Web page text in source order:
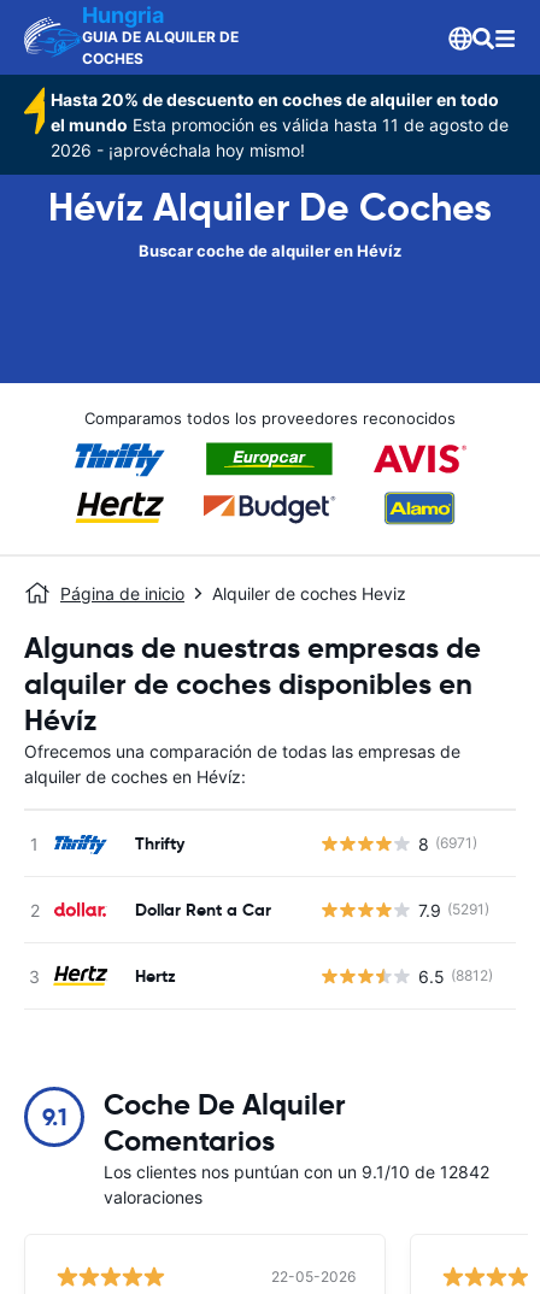
Hungria
GUIA DE ALQUILER DE
COCHES
Hasta 20% de descuento en coches de alquiler en todo
el mundo Esta promoción es válida hasta 11 de agosto de
2026 - ¡aprovéchala hoy mismo!
Hévíz Alquiler De Coches
Buscar coche de alquiler en Hévíz
Comparamos todos los proveedores reconocidos
Página de inicio Alquiler de coches Heviz
Algunas de nuestras empresas de
alquiler de coches disponibles en
Hévíz
Ofrecemos una comparación de todas las empresas de
alquiler de coches en Hévíz:
Thrifty 8 (6971)
Dollar Rent a Car 7.9 (5291)
Hertz 6.5 (8812)
9.1
Coche De Alquiler
Comentarios
Los clientes nos puntúan con un 9.1/10 de 12842
valoraciones
22-05-2026